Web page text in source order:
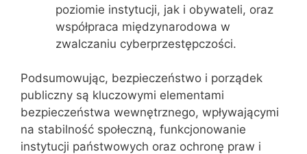
poziomie instytucji, jak i obywateli, oraz
współpraca międzynarodowa w
zwalczaniu cyberprzestępczości.
Podsumowując, bezpieczeństwo i porządek
publiczny są kluczowymi elementami
bezpieczeństwa wewnętrznego, wpływającymi
na stabilność społeczną, funkcjonowanie
instytucji państwowych oraz ochronę praw i